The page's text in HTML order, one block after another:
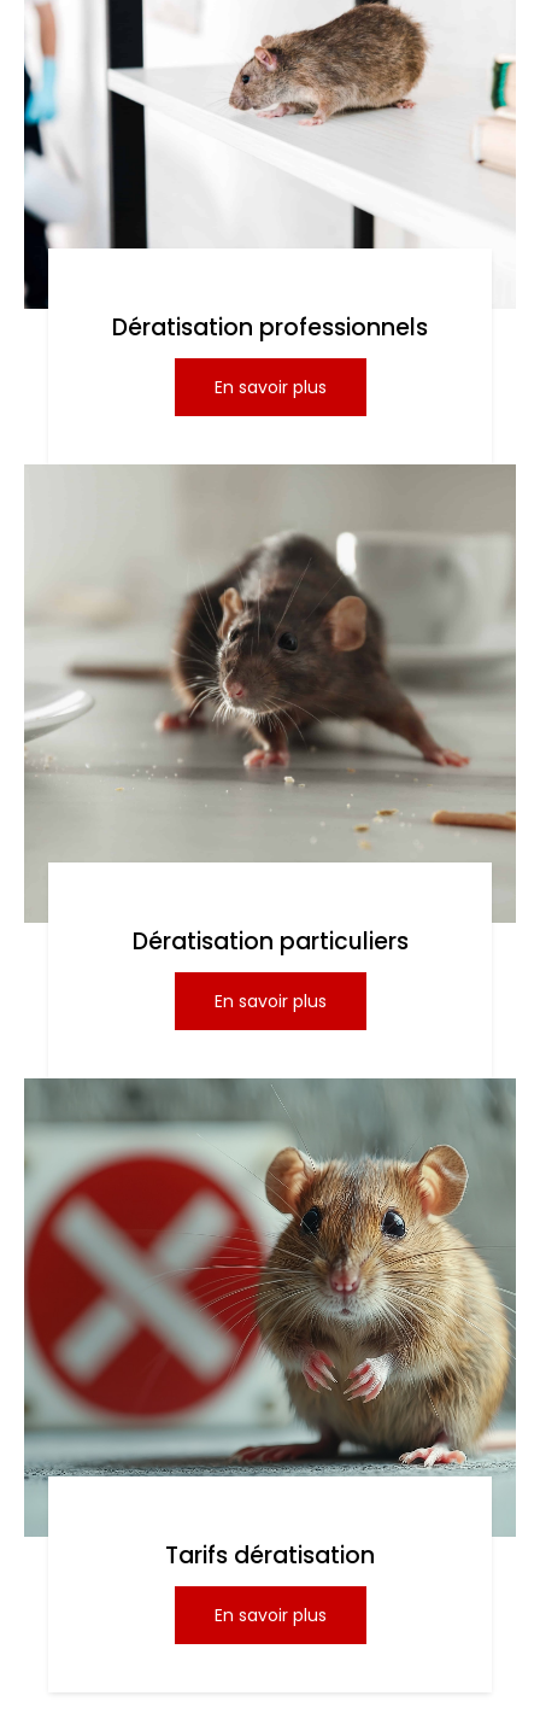
Dératisation professionnels
En savoir plus
Dératisation particuliers
En savoir plus
Tarifs dératisation
En savoir plus